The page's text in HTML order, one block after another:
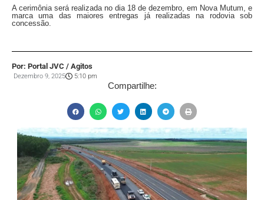
A cerimônia será realizada no dia 18 de dezembro, em Nova Mutum, e
marca uma das maiores entregas já realizadas na rodovia sob
concessão.
Por: Portal JVC / Agitos
Dezembro 9, 2025 5:10 pm
Compartilhe: